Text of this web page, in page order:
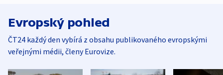
Evropský pohled
ČT24 každý den vybírá z obsahu publikovaného evropskými
veřejnými médii, členy Eurovize.